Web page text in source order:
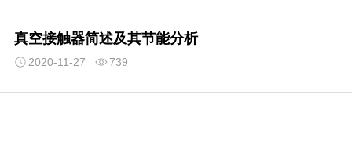
真空接触器简述及其节能分析
2020-11-27 739